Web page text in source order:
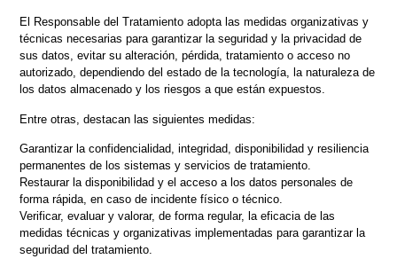
El Responsable del Tratamiento adopta las medidas organizativas y
técnicas necesarias para garantizar la seguridad y la privacidad de
sus datos, evitar su alteración, pérdida, tratamiento o acceso no
autorizado, dependiendo del estado de la tecnología, la naturaleza de
los datos almacenado y los riesgos a que están expuestos.
Entre otras, destacan las siguientes medidas:
Garantizar la confidencialidad, integridad, disponibilidad y resiliencia
permanentes de los sistemas y servicios de tratamiento.
Restaurar la disponibilidad y el acceso a los datos personales de
forma rápida, en caso de incidente físico o técnico.
Verificar, evaluar y valorar, de forma regular, la eficacia de las
medidas técnicas y organizativas implementadas para garantizar la
seguridad del tratamiento.